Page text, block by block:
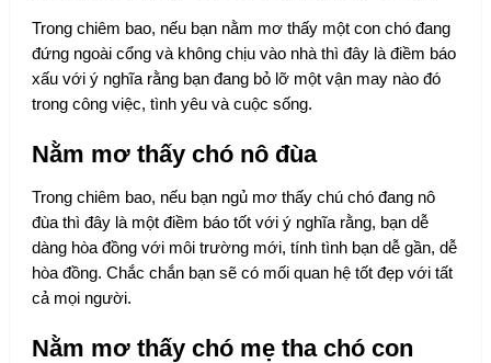
Trong chiêm bao, nếu bạn nằm mơ thấy một con chó đang
đứng ngoài cổng và không chịu vào nhà thì đây là điềm báo
xấu với ý nghĩa rằng bạn đang bỏ lỡ một vận may nào đó
trong công việc, tình yêu và cuộc sống.
Nằm mơ thấy chó nô đùa
Trong chiêm bao, nếu bạn ngủ mơ thấy chú chó đang nô
đùa thì đây là một điềm báo tốt với ý nghĩa rằng, bạn dễ
dàng hòa đồng với môi trường mới, tính tình bạn dễ gần, dễ
hòa đồng. Chắc chắn bạn sẽ có mối quan hệ tốt đẹp với tất
cả mọi người.
Nằm mơ thấy chó mẹ tha chó con